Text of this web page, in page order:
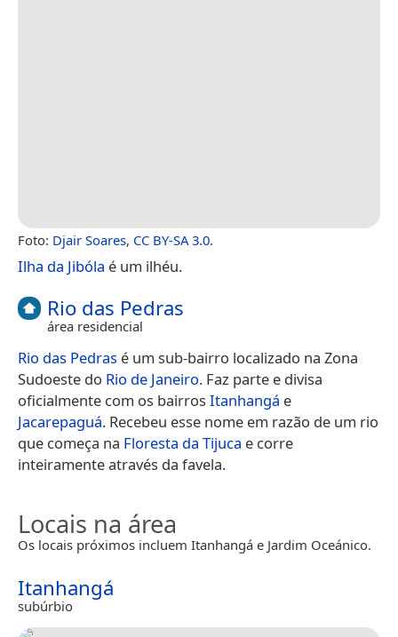
Foto: Djair Soares, CC BY-SA 3.0.
Ilha da Jibóla é um ilhéu.
Rio das Pedras
área residencial
Rio das Pedras é um sub-bairro localizado na Zona
Sudoeste do Rio de Janeiro. Faz parte e divisa
oficialmente com os bairros Itanhangá e
Jacarepaguá. Recebeu esse nome em razão de um rio
que começa na Floresta da Tijuca e corre
inteiramente através da favela.
Locais na área
Os locais próximos incluem Itanhangá e Jardim Oceánico.
Itanhangá
subúrbio